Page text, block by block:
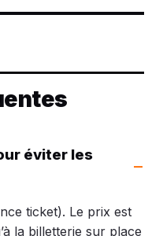
éviter les
ticket). Le prix est
la billetterie sur place